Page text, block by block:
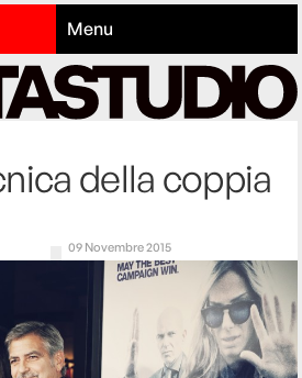
Menu
della coppia
09 Novembre 2015